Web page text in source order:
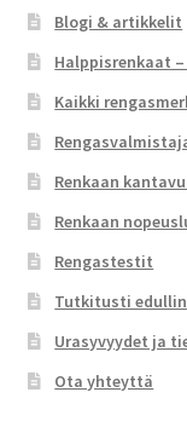
Blogi & artikkelit
Halppisrenkaat
Kaikki
Renkaan
Renkaan
Rengastestit
Tutkitusti
Urasyvyydet ja
Ota yhteyttä